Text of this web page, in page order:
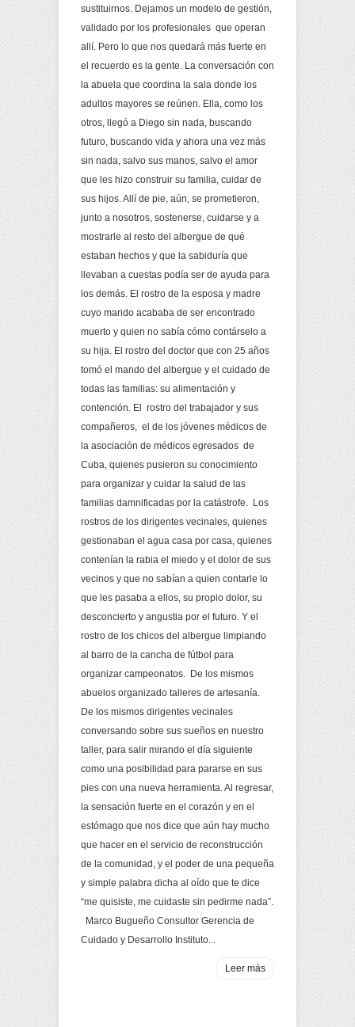
sustituirnos. Dejamos un modelo de gestión,
validado por los profesionales que operan
allí. Pero lo que nos quedará más fuerte en
el recuerdo es la gente. La conversación con
la abuela que coordina la sala donde los
adultos mayores se reúnen. Ella, como los
otros, llegó a Diego sin nada, buscando
futuro, buscando vida y ahora una vez más
sin nada, salvo sus manos, salvo el amor
que les hizo construir su familia, cuidar de
sus hijos. Allí de pie, aún, se prometieron,
junto a nosotros, sostenerse, cuidarse y a
mostrarle al resto del albergue de qué
estaban hechos y que la sabiduría que
llevaban a cuestas podía ser de ayuda para
los demás. El rostro de la esposa y madre
cuyo marido acababa de ser encontrado
muerto y quien no sabía cómo contárselo a
su hija. El rostro del doctor que con 25 años
tomó el mando del albergue y el cuidado de
todas las familias: su alimentación y
contención. El rostro del trabajador y sus
compañeros, el de los jóvenes médicos de
la asociación de médicos egresados de
Cuba, quienes pusieron su conocimiento
para organizar y cuidar la salud de las
familias damnificadas por la catástrofe. Los
rostros de los dirigentes vecinales, quienes
gestionaban el agua casa por casa, quienes
contenían la rabia el miedo y el dolor de sus
vecinos y que no sabían a quien contarle lo
que les pasaba a ellos, su propio dolor, su
desconcierto y angustia por el futuro. Y el
rostro de los chicos del albergue limpiando
al barro de la cancha de fútbol para
organizar campeonatos. De los mismos
abuelos organizado talleres de artesanía.
De los mismos dirigentes vecinales
conversando sobre sus sueños en nuestro
taller, para salir mirando el día siguiente
como una posibilidad para pararse en sus
pies con una nueva herramienta. Al regresar,
la sensación fuerte en el corazón y en el
estómago que nos dice que aún hay mucho
que hacer en el servicio de reconstrucción
de la comunidad, y el poder de una pequeña
y simple palabra dicha al oído que te dice
“me quisiste, me cuidaste sin pedirme nada”.
Marco Bugueño Consultor Gerencia de
Cuidado y Desarrollo Instituto...
Leer más